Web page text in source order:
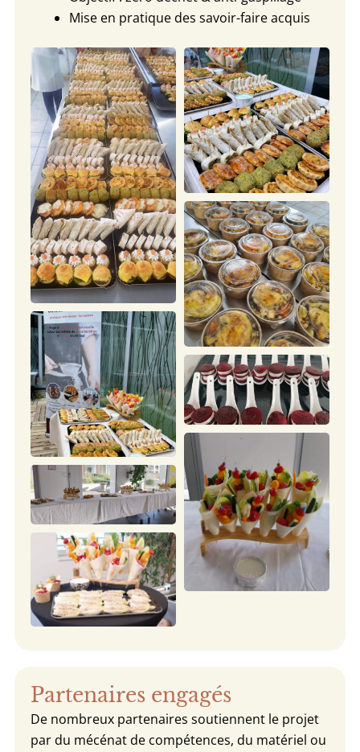
Mise en pratique des savoir-faire acquis
Partenaires engagés
De nombreux partenaires soutiennent le projet
par du mécénat de compétences, du matériel ou